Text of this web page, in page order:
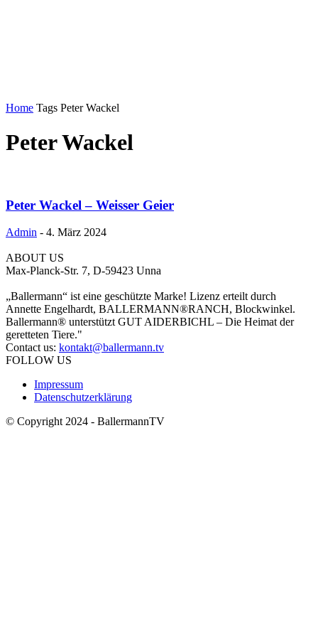
Home Tags Peter Wackel
Peter Wackel
Peter Wackel – Weisser Geier
Admin - 4. März 2024
ABOUT US
Max-Planck-Str. 7, D-59423 Unna
„Ballermann“ ist eine geschützte Marke! Lizenz erteilt durch
Annette Engelhardt, BALLERMANN®RANCH, Blockwinkel.
Ballermann® unterstützt GUT AIDERBICHL – Die Heimat der
geretteten Tiere."
Contact us: kontakt@ballermann.tv
FOLLOW US
Impressum
Datenschutzerklärung
© Copyright 2024 - BallermannTV